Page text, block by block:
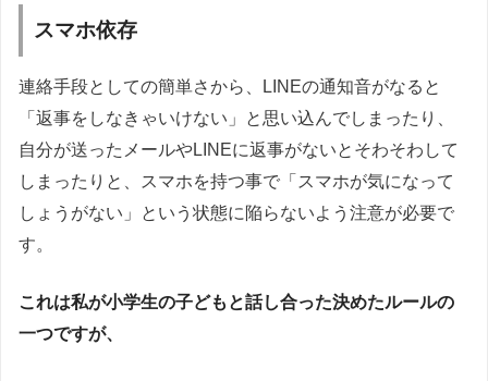
スマホ依存
連絡手段としての簡単さから、LINEの通知音がなると
「返事をしなきゃいけない」と思い込んでしまったり、
自分が送ったメールやLINEに返事がないとそわそわして
しまったりと、スマホを持つ事で「スマホが気になって
しょうがない」という状態に陥らないよう注意が必要で
す。
これは私が小学生の子どもと話し合った決めたルールの
一つですが、